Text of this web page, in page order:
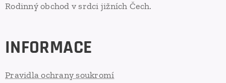
Rodinný obchod v srdci jižních Čech.
INFORMACE
Pravidla ochrany soukromí